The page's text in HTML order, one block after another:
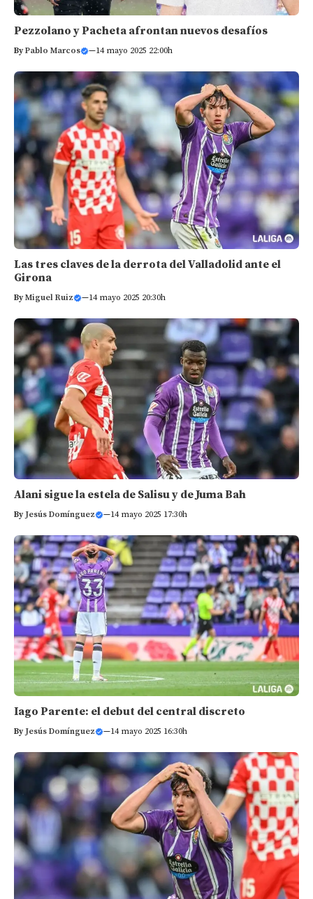
Pezzolano y Pacheta afrontan nuevos desafíos
ByPablo Marcos —14 mayo 2025 22:00h
Las tres claves de la derrota del Valladolid ante el
Girona
ByMiguel Ruiz —14 mayo 2025 20:30h
Alani sigue la estela de Salisu y de Juma Bah
By Jesús Domínguez —14 mayo 2025 17:30h
Iago Parente: el debut del central discreto
By Jesús Domínguez —14 mayo 2025 16:30h